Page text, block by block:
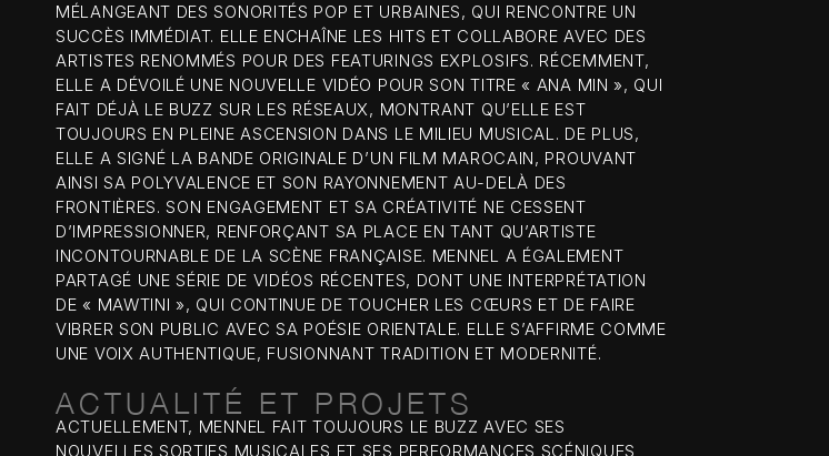
MÉLANGEANT DES SONORITÉS POP ET URBAINES, QUI RENCONTRE UN
SUCCÈS IMMÉDIAT. ELLE ENCHAÎNE LES HITS ET COLLABORE AVEC DES
ARTISTES RENOMMÉS POUR DES FEATURINGS EXPLOSIFS. RÉCEMMENT,
ELLE A DÉVOILÉ UNE NOUVELLE VIDÉO POUR SON TITRE « ANA MIN », QUI
FAIT DÉJÀ LE BUZZ SUR LES RÉSEAUX, MONTRANT QU’ELLE EST
TOUJOURS EN PLEINE ASCENSION DANS LE MILIEU MUSICAL. DE PLUS,
ELLE A SIGNÉ LA BANDE ORIGINALE D’UN FILM MAROCAIN, PROUVANT
AINSI SA POLYVALENCE ET SON RAYONNEMENT AU-DELÀ DES
FRONTIÈRES. SON ENGAGEMENT ET SA CRÉATIVITÉ NE CESSENT
D’IMPRESSIONNER, RENFORÇANT SA PLACE EN TANT QU’ARTISTE
INCONTOURNABLE DE LA SCÈNE FRANÇAISE. MENNEL A ÉGALEMENT
PARTAGÉ UNE SÉRIE DE VIDÉOS RÉCENTES, DONT UNE INTERPRÉTATION
DE « MAWTINI », QUI CONTINUE DE TOUCHER LES CŒURS ET DE FAIRE
VIBRER SON PUBLIC AVEC SA POÉSIE ORIENTALE. ELLE S’AFFIRME COMME
UNE VOIX AUTHENTIQUE, FUSIONNANT TRADITION ET MODERNITÉ.
ACTUALITÉ ET PROJETS
ACTUELLEMENT, MENNEL FAIT TOUJOURS LE BUZZ AVEC SES
NOUVELLES SORTIES MUSICALES ET SES PERFORMANCES SCÉNIQUES